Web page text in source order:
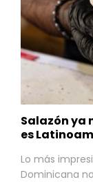
Salazón ya
es
Lo más
Dominicana